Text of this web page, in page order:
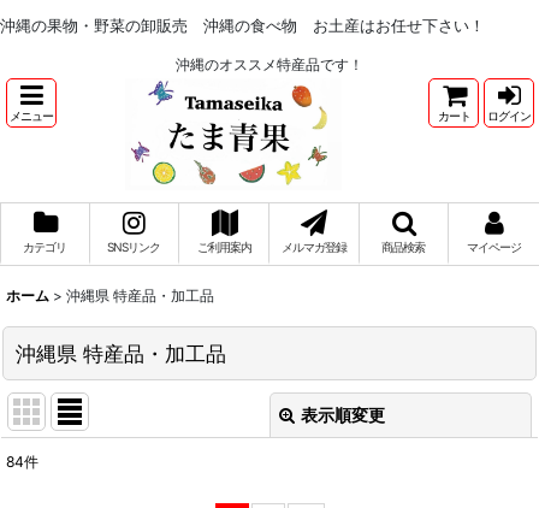
沖縄の果物・野菜の卸販売 沖縄の食べ物 お土産はお任せ下さい！
沖縄のオススメ特産品です！
メニュー カート ログイン
カテゴリ SNSリンク ご利用案内 メルマガ登録 商品検索 マイページ
ホーム > 沖縄県 特産品・加工品
沖縄県 特産品・加工品
表示順変更
84件